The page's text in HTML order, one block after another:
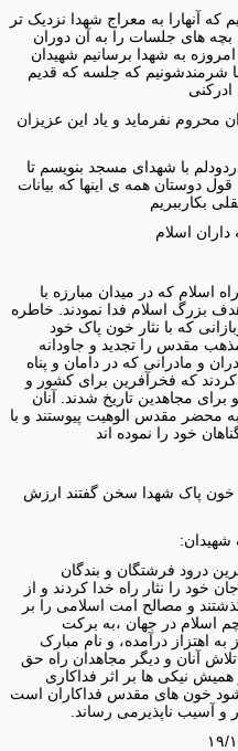
که آنهارا به معراج شهدا نزدیک تر
های جلسات را به آن دوران
امروزه به شهدا برسانیم شهیدان
شرمندشونیم که جلسه که قدیم
ادرکنی
محروم نفرماید و یاد این عزیزان
با شهدای مسجد بنویسم تا
دوستان همه ی اینها که بیانات
بکارببریم
اسلام
اسلام که در میدان مبارزه با
بزرگ اسلام فدا نمودند. خاطره
که با نثار خون پاک خود
مقدس را تجدید و جاودانه
و مادرانی که در دامان و پناه
که فخرآفرین برای کشور و
برای مجاهدین تاریخ شدند. آنان
محضر مقدس الوهیت پیوستند و با
خود را نموده اند
خون پاک شهدا سخن گفتند ارزش
درود فرشتگان و بندگان
خود را نثار راه خدا کردند و از
و مصالح امت اسلامی را بر
اسلام در جهان ،به برکت
اهتزاز درآمده، و نام مبارک
آنان و دیگر مجاهدان راه حق
نیکی ها بر اثر فداکاری
خون های مقدس فداکاران است
و آسیب ناپذیرمی رساند.